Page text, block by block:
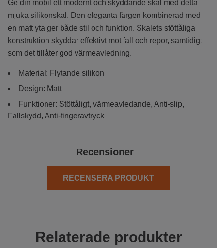
Ge din mobil ett modernt och skyddande skal med detta
mjuka silikonskal. Den eleganta färgen kombinerad med
en matt yta ger både stil och funktion. Skalets stöttåliga
konstruktion skyddar effektivt mot fall och repor, samtidigt
som det tillåter god värmeavledning.
Material: Flytande silikon
Design: Matt
Funktioner: Stöttåligt, värmeavledande, Anti-slip,
Fallskydd, Anti-fingeravtryck
Recensioner
RECENSERA PRODUKT
Relaterade produkter